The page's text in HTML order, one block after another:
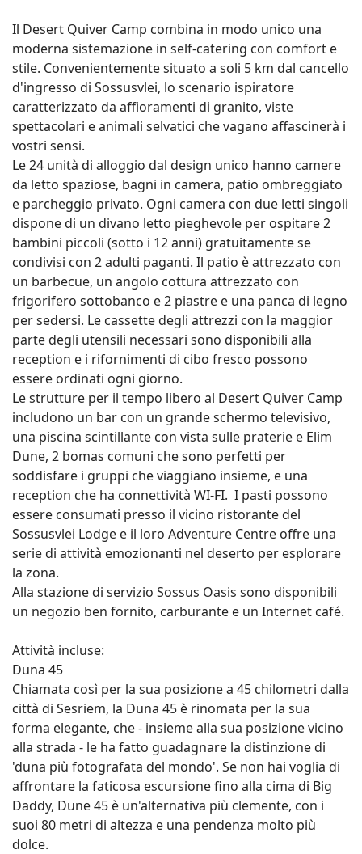
Il Desert Quiver Camp combina in modo unico una
moderna sistemazione in self-catering con comfort e
stile. Convenientemente situato a soli 5 km dal cancello
d'ingresso di Sossusvlei, lo scenario ispiratore
caratterizzato da affioramenti di granito, viste
spettacolari e animali selvatici che vagano affascinerà i
vostri sensi.
Le 24 unità di alloggio dal design unico hanno camere
da letto spaziose, bagni in camera, patio ombreggiato
e parcheggio privato. Ogni camera con due letti singoli
dispone di un divano letto pieghevole per ospitare 2
bambini piccoli (sotto i 12 anni) gratuitamente se
condivisi con 2 adulti paganti. Il patio è attrezzato con
un barbecue, un angolo cottura attrezzato con
frigorifero sottobanco e 2 piastre e una panca di legno
per sedersi. Le cassette degli attrezzi con la maggior
parte degli utensili necessari sono disponibili alla
reception e i rifornimenti di cibo fresco possono
essere ordinati ogni giorno.
Le strutture per il tempo libero al Desert Quiver Camp
includono un bar con un grande schermo televisivo,
una piscina scintillante con vista sulle praterie e Elim
Dune, 2 bomas comuni che sono perfetti per
soddisfare i gruppi che viaggiano insieme, e una
reception che ha connettività WI-FI. I pasti possono
essere consumati presso il vicino ristorante del
Sossusvlei Lodge e il loro Adventure Centre offre una
serie di attività emozionanti nel deserto per esplorare
la zona.
Alla stazione di servizio Sossus Oasis sono disponibili
un negozio ben fornito, carburante e un Internet café.
Attività incluse:
Duna 45
Chiamata così per la sua posizione a 45 chilometri dalla
città di Sesriem, la Duna 45 è rinomata per la sua
forma elegante, che - insieme alla sua posizione vicino
alla strada - le ha fatto guadagnare la distinzione di
'duna più fotografata del mondo'. Se non hai voglia di
affrontare la faticosa escursione fino alla cima di Big
Daddy, Dune 45 è un'alternativa più clemente, con i
suoi 80 metri di altezza e una pendenza molto più
dolce.